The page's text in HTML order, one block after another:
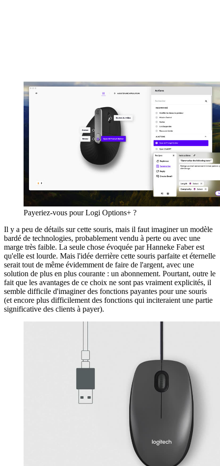
Payeriez-vous pour Logi Options+ ?
Il y a peu de détails sur cette souris, mais il faut imaginer un modèle
bardé de technologies, probablement vendu à perte ou avec une
marge très faible. La seule chose évoquée par Hanneke Faber est
qu'elle est lourde. Mais l'idée derrière cette souris parfaite et éternelle
serait tout de même évidemment de faire de l'argent, avec une
solution de plus en plus courante : un abonnement. Pourtant, outre le
fait que les avantages de ce choix ne sont pas vraiment explicités, il
semble difficile d'imaginer des fonctions payantes pour une souris
(et encore plus difficilement des fonctions qui inciteraient une partie
significative des clients à payer).